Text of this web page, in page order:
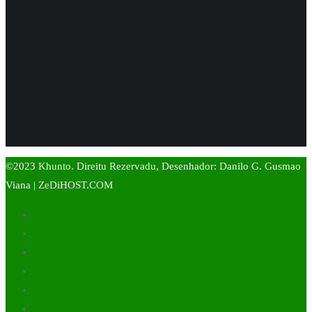
©2023 Khunto. Direitu Rezervadu, Desenhador: Danilo G. Gusmao
Viana | ZeDiHOST.COM